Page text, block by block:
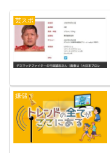
芸スポ
嫌儲